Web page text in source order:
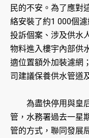
民的不安。為了應對
絡安裝了約1 000個
投訴個案、涉及供水
物料進入樓宇內部供
適位置額外加裝濾網
司建議保養供水管道
為盡快停用與皇后
管，水務署過去一星
管的方式，聯同發展